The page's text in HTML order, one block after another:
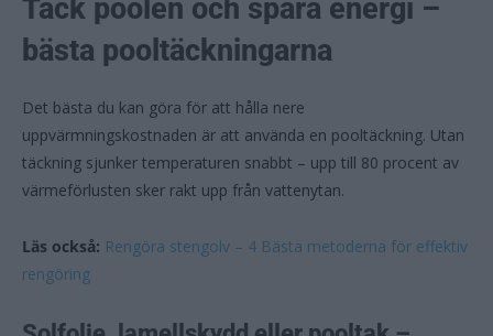
Täck poolen och spara energi –
bästa pooltäckningarna
Det bästa du kan göra för att hålla nere
uppvärmningskostnaden är att använda en pooltäckning. Utan
täckning sjunker temperaturen snabbt – upp till 80 procent av
värmeförlusten sker rakt upp från vattenytan.
Läs också: Rengöra stengolv – 4 Bästa metoderna för effektiv
rengöring